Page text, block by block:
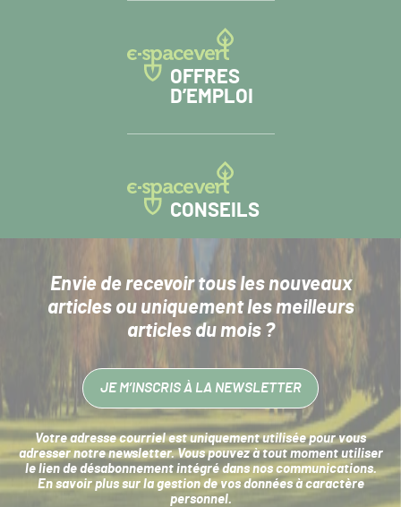
OFFRES
D’EMPLOI
CONSEILS
Envie de recevoir tous les nouveaux
articlesou uniquement les meilleurs
articles du mois ?
JE M’INSCRIS À LA NEWSLETTER
Votre adresse courriel est uniquement utilisée pour vous
adresser notre newsletter. Vous pouvez à tout moment utiliser
le lien de désabonnement intégré dans nos communications.
En savoir plus sur la gestion de vos données à caractère
personnel.